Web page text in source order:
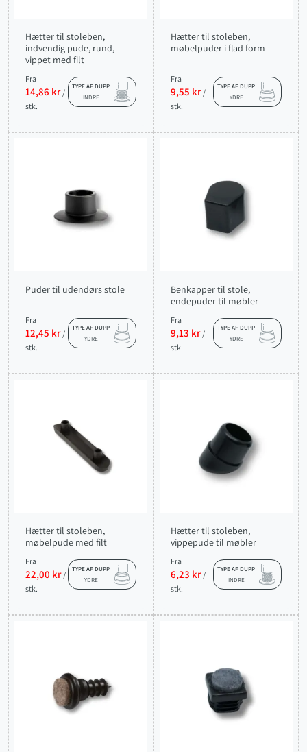
Hætter til stoleben,
indvendig pude, rund,
vippet med filt
Fra
14,86 kr /
stk.
TYPE AF DUPP
INDRE
Hætter til stoleben,
møbelpuder i flad form
Fra
9,55 kr /
stk.
TYPE AF DUPP
YDRE
Puder til udendørs stole
Fra
12,45 kr /
stk.
TYPE AF DUPP
YDRE
Benkapper til stole,
endepuder til møbler
Fra
9,13 kr /
stk.
TYPE AF DUPP
YDRE
Hætter til stoleben,
møbelpude med filt
Fra
22,00 kr /
stk.
TYPE AF DUPP
YDRE
Hætter til stoleben,
vippepude til møbler
Fra
6,23 kr /
stk.
TYPE AF DUPP
INDRE